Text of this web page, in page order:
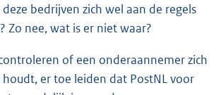
bedrijven zich wel aan de regels
Zo nee, wat is er niet waar?
of een onderaannemer zich
houdt, er toe leiden dat PostNL voor